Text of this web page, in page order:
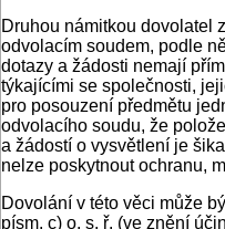
Druhou námitkou dovolatel
odvolacím soudem, podle
dotazy a žádosti nemají
týkajícími se společnosti,
pro posouzení předmětu
odvolacího soudu, že
a žádostí o vysvětlení je
nelze poskytnout ochranu,
Dovolání v této věci může
písm. c) o. s. ř. (ve znění